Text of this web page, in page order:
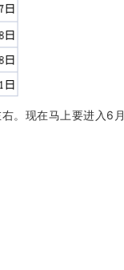
。现在马上要进入6月